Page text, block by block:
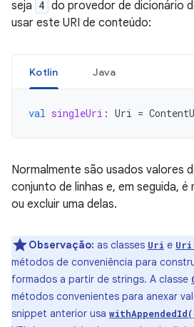
seja 4 do provedor de dicionário
usar este URI de conteúdo:
Kotlin Java
val singleUri : Uri =
Normalmente são usados valores
conjunto de linhas e, em seguida,
ou excluir uma delas.
Observação: as classes Uri e
métodos de conveniência para
formados a partir de strings. A classe
métodos convenientes para anexar
snippet anterior usa